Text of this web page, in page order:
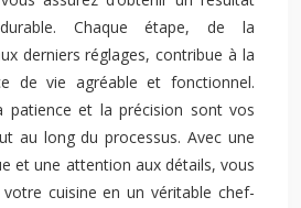
Chaque étape, de la
derniers réglages, contribue à la
de vie agréable et fonctionnel.
patience et la précision sont vos
au long du processus. Avec une
et une attention aux détails, vous
cuisine en un véritable chef-